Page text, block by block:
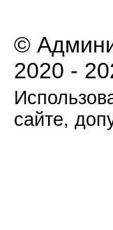
©
2020 -
сайте,